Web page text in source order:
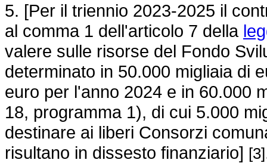
5. [Per il triennio 2023-2025 il
al comma 1 dell'articolo 7 della
valere sulle risorse del Fondo
determinato in 50.000 migliaia di
euro per l'anno 2024 e in 60.000
18, programma 1), di cui 5.000
destinare ai liberi Consorzi
risultano in dissesto finanziario] [3]